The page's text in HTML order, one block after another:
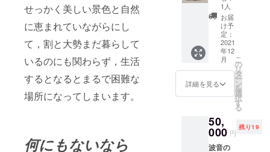
せっかく美しい景色と自然
に恵まれていながらにし
て，割と大勢まだ暮らして
いるのにも関わらず，生活
するとなるとまるで困難な
場所になってしまいます。
何にもないなら
る費用
はご負
担いた
だきま
す。 ◯
申込方
法 ひと
援！！
大瀬崎
ドシン
グルク
ルージ
効期限
は2022
年12月
まで。
◯1日１
ひとり
のみの
宿泊
（１泊
ます。
ひとり
です
瀬崎灯
台を眺
められ
る断崖
下ま
で。海
からし
かみら
れない
をプロ
のガイ
の案内
「ファ
ースト
シュー
ズ」。
島のブ
ランド
島洒人
が手縫
いで作
り上げ
たった
一つの
記念
品。お
1人
お届
け予
定：
2021
年12
月
詳細を見る
こ
の
リ
タ
ー
ン
を
選
択
す
る
50,
000 円
残り19
波音の